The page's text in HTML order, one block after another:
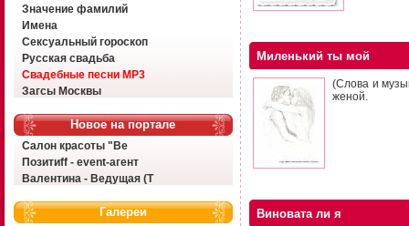
Значение фамилий
Имена
Сексуальный гороскоп
Русская свадьба
Свадебные песни MP3
Загсы Москвы
Новое на портале
Салон красоты "Ве
Позитиff - event-агент
Валентина - Ведущая (Т
Галереи
Миленький ты мой
(Слова и
женой.
Виновата ли я